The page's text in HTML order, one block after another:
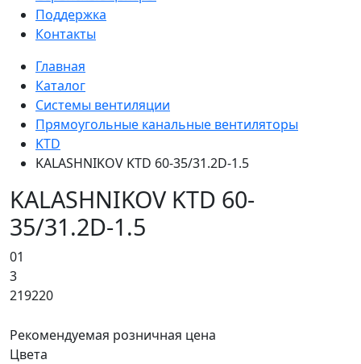
Поддержка
Контакты
Главная
Каталог
Системы вентиляции
Прямоугольные канальные вентиляторы
KTD
KALASHNIKOV KTD 60-35/31.2D-1.5
KALASHNIKOV KTD 60-
35/31.2D-1.5
01
3
219220
Рекомендуемая розничная цена
Цвета